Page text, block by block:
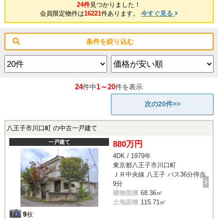
24件見つかりました！
会員限定物件は16221件あります。 今すぐ見る
条件を絞り込む
24件中1～20件を表示
次の20件>>
八王子市川口町 の中古一戸建て
一戸建て
9枚
880万円
4DK / 1979年
東京都八王子市川口町
ＪＲ中央線 八王子 バス36分停歩
9分
建物面積 68.36㎡
土地面積 115.71㎡